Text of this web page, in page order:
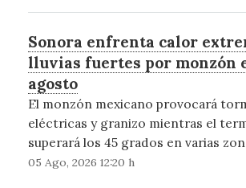
Sonora enfrenta calor
lluvias fuertes por monzón
agosto
El monzón mexicano provocará
eléctricas y granizo mientras el
superará los 45 grados en varias
05 Ago, 2026 12:20 h